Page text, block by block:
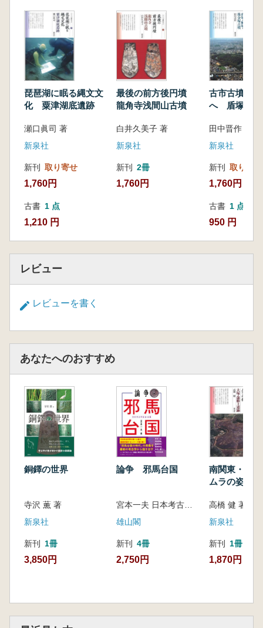
3 日本海側に広がる方形貼石墓
第4章 王墓の展開──弥生後期
1 弥生王墓の誕生
2 三者三様の墳墓
3 北近畿独自の土器供献儀礼
4 最後の弥生王墓
第5章 東アジアのなかの北近畿
近畿
2 大和王権誕生後の北近畿
琵琶湖に眠る縄文文
化 粟津湖底遺跡
瀬口眞司 著
新泉社
新刊 取り寄せ
1,760円
古書 1 点
1,210 円
最後の前方後円墳
龍角寺浅間山古墳
白井久美子 著
新泉社
新刊 2冊
1,760円
古市古墳群
へ 盾塚・鞍
田中晋作 著
新泉社
新刊 取り寄せ
1,760円
古書 1 点
950 円
レビュー
レビューを書く
あなたへのおすすめ
銅鐸の世界
寺沢 薫 著
新泉社
新刊 1冊
3,850円
論争 邪馬台国
雄山閣
新刊 4冊
2,750円
南関東・弥
ムラの姿 大
高橋 健 著
新泉社
新刊 1冊
1,870円